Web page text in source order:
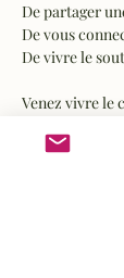
De partager
De vous
De vivre le
Venez vivre le
autant ses